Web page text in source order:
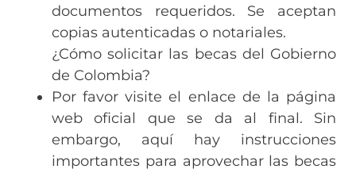
documentos requeridos. Se aceptan
copias autenticadas o notariales.
¿Cómo solicitar las becas del Gobierno
de Colombia?
Por favor visite el enlace de la página
web oficial que se da al final. Sin
embargo, aquí hay instrucciones
importantes para aprovechar las becas